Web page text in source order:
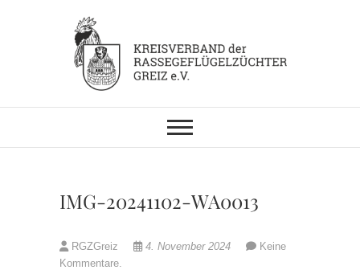
KV RGZ Greiz
IMG-20241102-WA0013
RGZGreiz 4. November 2024
Keine
Kommentare.